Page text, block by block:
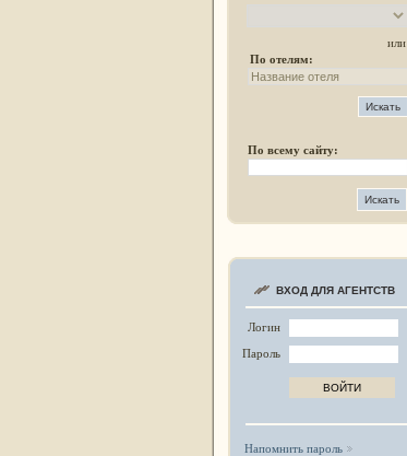
или
По отелям:
По всему сайту:
ВХОД ДЛЯ АГЕНТСТВ
Логин
Пароль
Напомнить пароль